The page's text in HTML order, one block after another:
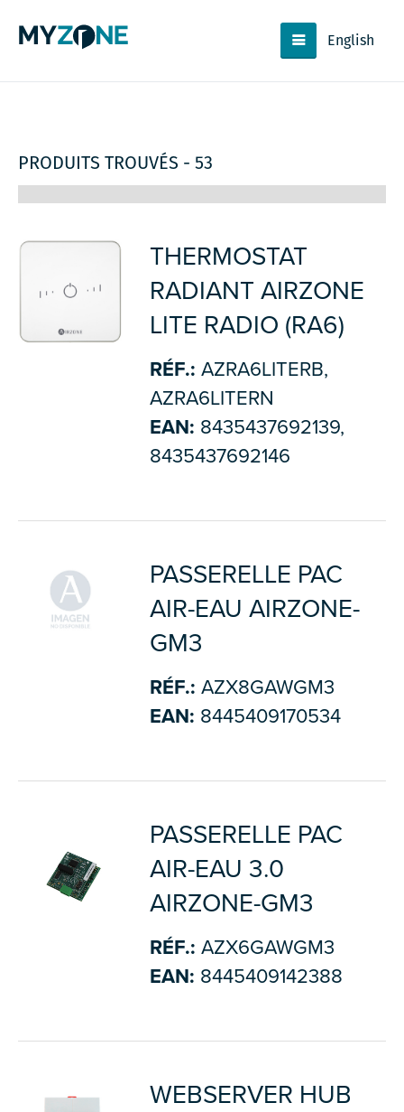
English
PRODUITS TROUVÉS - 53
THERMOSTAT
RADIANT AIRZONE
LITE RADIO (RA6)
RÉF.: AZRA6LITERB,
AZRA6LITERN
EAN: 8435437692139,
8435437692146
PASSERELLE PAC
AIR-EAU AIRZONE-
GM3
RÉF.: AZX8GAWGM3
EAN: 8445409170534
PASSERELLE PAC
AIR-EAU 3.0
AIRZONE-GM3
RÉF.: AZX6GAWGM3
EAN: 8445409142388
WEBSERVER HUB